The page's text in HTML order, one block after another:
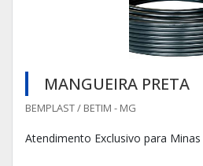
MANGUEIRA PRETA
BEMPLAST / BETIM - MG
Atendimento Exclusivo para Minas